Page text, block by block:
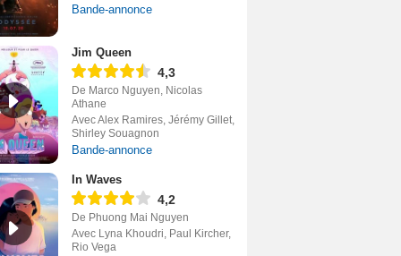
Bande-annonce
Jim Queen
4,3
De Marco Nguyen, Nicolas
Athane
Avec Alex Ramires, Jérémy Gillet,
Shirley Souagnon
Bande-annonce
In Waves
4,2
De Phuong Mai Nguyen
Avec Lyna Khoudri, Paul Kircher,
Rio Vega